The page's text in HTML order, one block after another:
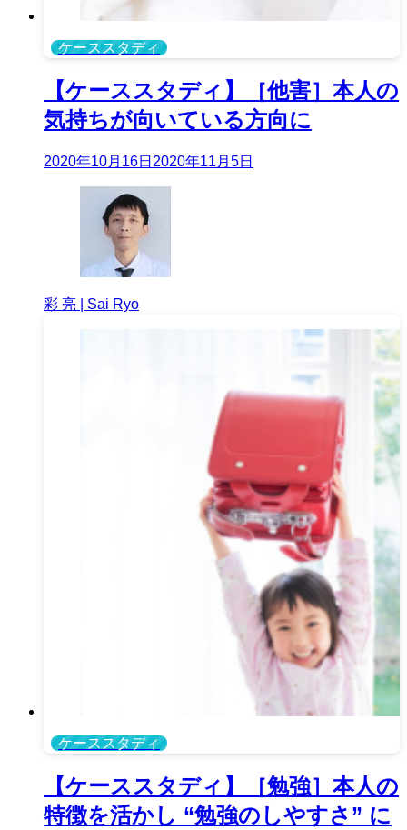
ケーススタディ
【ケーススタディ】［他害］本人の
気持ちが向いている方向に
2020年10月16日 2020年11月5日
彩 亮 | Sai Ryo
ケーススタディ
【ケーススタディ】［勉強］本人の
特徴を活かし “勉強のしやすさ” に